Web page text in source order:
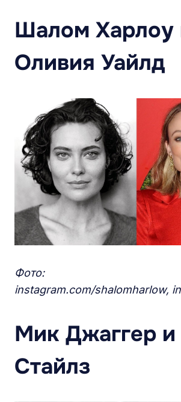
Шалом Харлоу
Оливия Уайлд
Фото:
instagram.com/shalomharlow,
Мик Джаггер и
Стайлз